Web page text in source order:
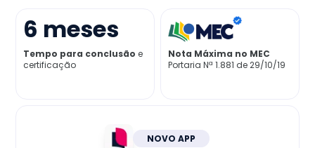
Preço
Já sou aluno
6 meses
Tempo para conclusão e
certificação
Nota Máxima no MEC
Portaria Nª 1.881 de 29/10/19
NOVO APP